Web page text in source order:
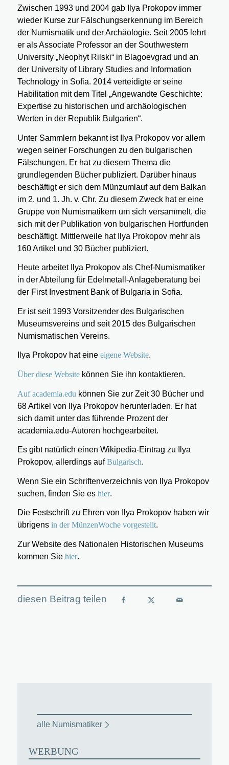
Zwischen 1993 und 2004 gab Ilya Prokopov immer
wieder Kurse zur Fälschungserkennung im Bereich
der Numismatik und der Archäologie. Seit 2005 lehrt
er als Associate Professor an der Southwestern
University „Neophyt Rilski“ in Blagoevgrad und an
der University of Library Studies and Information
Technology in Sofia. 2014 verteidigte er seine
Habilitation mit dem Titel „Angewandte Geschichte:
Expertise zu historischen und archäologischen
Werten in der Republik Bulgarien“.
Unter Sammlern bekannt ist Ilya Prokopov vor allem
wegen seiner Forschungen zu den bulgarischen
Fälschungen. Er hat zu diesem Thema die
grundlegenden Bücher publiziert. Darüber hinaus
beschäftigt er sich dem Münzumlauf auf dem Balkan
im 2. und 1. Jh. v. Chr. Zu diesem Zweck hat er eine
Gruppe von Numismatikern um sich versammelt, die
sich mit der Publikation von bulgarischen Hortfunden
beschäftigt. Mittlerweile hat Ilya Prokopov mehr als
160 Artikel und 30 Bücher publiziert.
Heute arbeitet Ilya Prokopov als Chef-Numismatiker
in der Abteilung für Edelmetall-Anlageberatung bei
der First Investment Bank of Bulgaria in Sofia.
Er ist seit 1993 Vorsitzender des Bulgarischen
Museumsvereins und seit 2015 des Bulgarischen
Numismatischen Vereins.
Ilya Prokopov hat eine eigene Website.
Über diese Websitekönnen Sie ihn kontaktieren.
Auf academia.edu können Sie zur Zeit 30 Bücher und
68 Artikel von Ilya Prokopov herunterladen. Er hat
sich damit unter das führende Prozent der
academia.edu-Autoren hochgearbeitet.
Es gibt natürlich einen Wikipedia-Eintrag zu Ilya
Prokopov, allerdings aufBulgarisch.
Wenn Sie ein Schriftenverzeichnis von Ilya Prokopov
suchen, finden Sie es hier.
Die Festschrift zu Ehren von Ilya Prokopov haben wir
übrigens in der MünzenWoche vorgestellt.
Zur Website des Nationalen Historischen Museums
kommen Sie hier.
alle Numismatiker
WERBUNG